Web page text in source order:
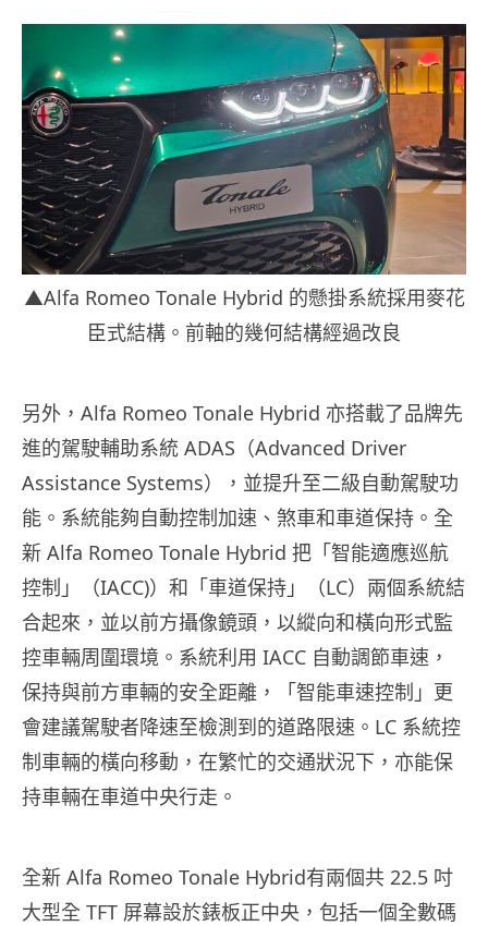
▲Alfa Romeo Tonale Hybrid 的懸掛系統採用麥花
臣式結構。前軸的幾何結構經過改良
另外，Alfa Romeo Tonale Hybrid 亦搭載了品牌先
進的駕駛輔助系統 ADAS（Advanced Driver
Assistance Systems），並提升至二級自動駕駛功
能。系統能夠自動控制加速、煞車和車道保持。全
新 Alfa Romeo Tonale Hybrid 把「智能適應巡航
控制」（IACC)）和「車道保持」（LC）兩個系統結
合起來，並以前方攝像鏡頭，以縱向和橫向形式監
控車輛周圍環境。系統利用 IACC 自動調節車速，
保持與前方車輛的安全距離，「智能車速控制」更
會建議駕駛者降速至檢測到的道路限速。LC 系統控
制車輛的橫向移動，在繁忙的交通狀況下，亦能保
持車輛在車道中央行走。
全新 Alfa Romeo Tonale Hybrid有兩個共 22.5 吋
大型全 TFT 屏幕設於錶板正中央，包括一個全數碼